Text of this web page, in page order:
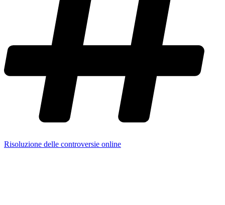
Risoluzione delle controversie online